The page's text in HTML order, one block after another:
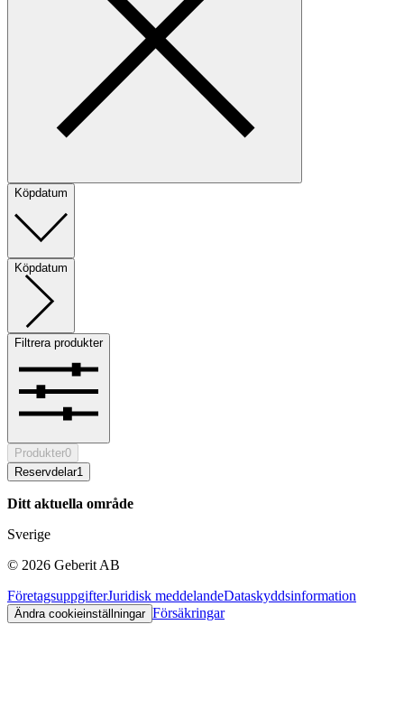
Köpdatum
Köpdatum
Filtrera produkter
Produkter0
Reservdelar1
Ditt aktuella område
Sverige
© 2026 Geberit AB
FöretagsuppgifterJuridisk meddelandeDataskyddsinformation
Ändra cookieinställningar Försäkringar